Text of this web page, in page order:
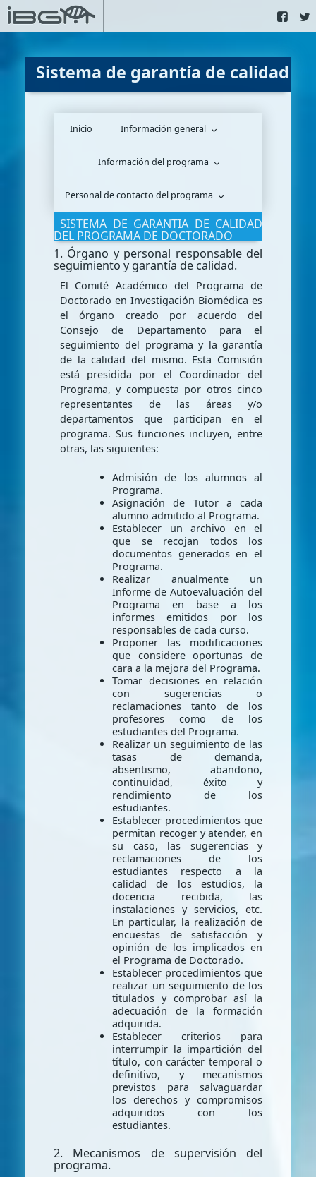
Sistema de garantía de calidad
Inicio Información general
Información del programa
Personal de contacto del programa
SISTEMA DE GARANTIA DE CALIDAD
DEL PROGRAMA DE DOCTORADO
1. Órgano y personal responsable del
seguimiento y garantía de calidad.
El Comité Académico del Programa de
Doctorado en Investigación Biomédica es
el órgano creado por acuerdo del
Consejo de Departamento para el
seguimiento del programa y la garantía
de la calidad del mismo. Esta Comisión
está presidida por el Coordinador del
Programa, y compuesta por otros cinco
representantes de las áreas y/o
departamentos que participan en el
programa. Sus funciones incluyen, entre
otras, las siguientes:
Admisión de los alumnos al
Programa.
Asignación de Tutor a cada
alumno admitido al Programa.
Establecer un archivo en el
que se recojan todos los
documentos generados en el
Programa.
Realizar anualmente un
Informe de Autoevaluación del
Programa en base a los
informes emitidos por los
responsables de cada curso.
Proponer las modificaciones
que considere oportunas de
cara a la mejora del Programa.
Tomar decisiones en relación
con sugerencias o
reclamaciones tanto de los
profesores como de los
estudiantes del Programa.
Realizar un seguimiento de las
tasas de demanda,
absentismo, abandono,
continuidad, éxito y
rendimiento de los
estudiantes.
Establecer procedimientos que
permitan recoger y atender, en
su caso, las sugerencias y
reclamaciones de los
estudiantes respecto a la
calidad de los estudios, la
docencia recibida, las
instalaciones y servicios, etc.
En particular, la realización de
encuestas de satisfacción y
opinión de los implicados en
el Programa de Doctorado.
Establecer procedimientos que
realizar un seguimiento de los
titulados y comprobar así la
adecuación de la formación
adquirida.
Establecer criterios para
interrumpir la impartición del
título, con carácter temporal o
definitivo, y mecanismos
previstos para salvaguardar
los derechos y compromisos
adquiridos con los
estudiantes.
2. Mecanismos de supervisión del
programa.